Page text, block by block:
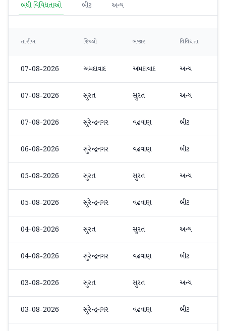
બધી વિવિધતાઓ બીટ અન્ય
તારીખ જિલ્લો બજાર વિવિધતા
07-08-2026 અમદાવાદ અમદાવાદ અન્ય
07-08-2026 સુરત સુરત અન્ય
07-08-2026 સુરેન્દ્રનગર વઢવાણ બીટ
06-08-2026 સુરેન્દ્રનગર વઢવાણ બીટ
05-08-2026 સુરત સુરત અન્ય
05-08-2026 સુરેન્દ્રનગર વઢવાણ બીટ
04-08-2026 સુરત સુરત અન્ય
04-08-2026 સુરેન્દ્રનગર વઢવાણ બીટ
03-08-2026 સુરત સુરત અન્ય
03-08-2026 સુરેન્દ્રનગર વઢવાણ બીટ